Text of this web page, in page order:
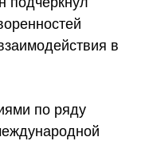
в
по ряду